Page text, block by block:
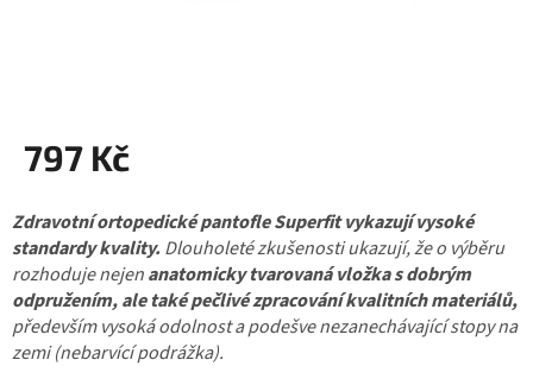
797 Kč
cena:
Zdravotní ortopedické pantofle Superfitvykazují vysoké
standardy kvality.Dlouholeté zkušenosti ukazují, že o výběru
rozhoduje nejenanatomicky tvarovaná vložka s dobrým
odpružením, ale také pečlivé zpracování kvalitních materiálů,
především vysoká odolnost a podešve nezanechávající stopy na
zemi (nebarvící podrážka).